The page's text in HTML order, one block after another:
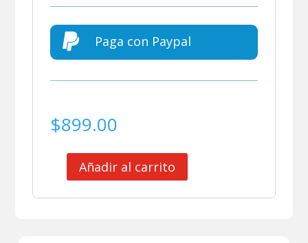
 Paga con Paypal
$899.00
Añadir al carrito